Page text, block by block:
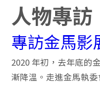
人物專訪
專訪金馬影
2020 年初，去年底的
漸降溫。走進金馬執